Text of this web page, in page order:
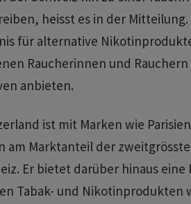
heisst es in der Mitteilung.
für alternative
Raucherinnen und
anbieten.
ist mit Marken wie
am Marktanteil der
Er bietet darüber hinaus eine
Tabak- und Nikotinprodukten